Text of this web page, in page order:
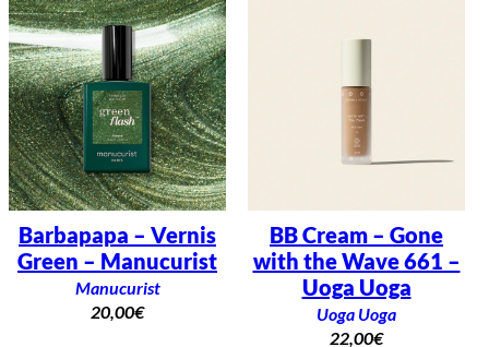
Barbapapa – Vernis
Green – Manucurist
Manucurist
20,00€
BB Cream – Gone
with the Wave 661 –
Uoga Uoga
Uoga Uoga
22,00€